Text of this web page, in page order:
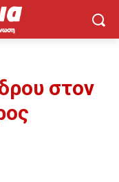
στον